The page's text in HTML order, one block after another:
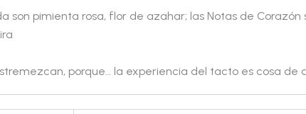
son pimienta rosa, flor de azahar; las Notas de
porque… la experiencia del tacto es cosa de